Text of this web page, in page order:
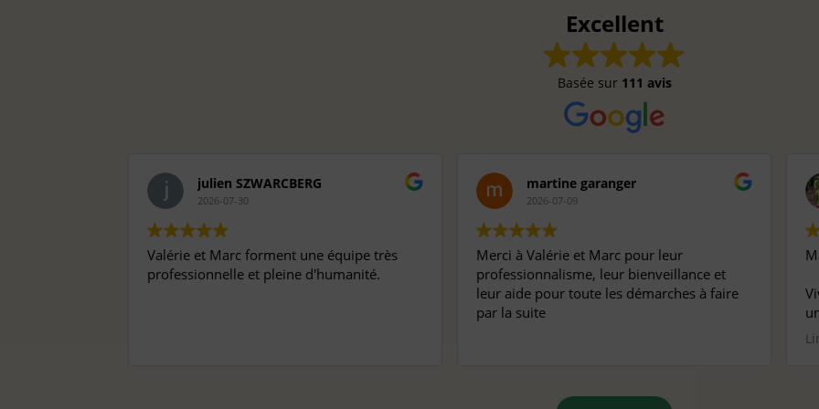
Excellent
Basée sur 111 avis
julien SZWARCBERG
2026-07-30
Valérie et Marc forment une équipe très
professionnelle et pleine d'humanité.
martine garanger
2026-07-09
Merci à Valérie et Marc pour leur
professionnalisme, leur bienveillance et
leur aide pour toute les démarches à faire
par la suite